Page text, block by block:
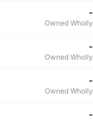
-
Owned Wholly
-
Owned Wholly
-
Owned Wholly
-